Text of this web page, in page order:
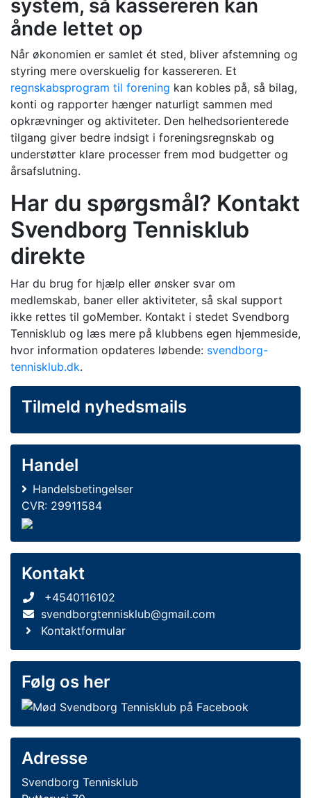
system, så kassereren kan
ånde lettet op
Når økonomien er samlet ét sted, bliver afstemning og
styring mere overskuelig for kassereren. Et
regnskabsprogram til forening kan kobles på, så bilag,
konti og rapporter hænger naturligt sammen med
opkrævninger og aktiviteter. Den helhedsorienterede
tilgang giver bedre indsigt i foreningsregnskab og
understøtter klare processer frem mod budgetter og
årsafslutning.
Har du spørgsmål? Kontakt
Svendborg Tennisklub
direkte
Har du brug for hjælp eller ønsker svar om
medlemskab, baner eller aktiviteter, så skal support
ikke rettes til goMember. Kontakt i stedet Svendborg
Tennisklub og læs mere på klubbens egen hjemmeside,
hvor information opdateres løbende: svendborg-
tennisklub.dk.
Tilmeld nyhedsmails
Handel
Handelsbetingelser
CVR: 29911584
Kontakt
+4540116102
svendborgtennisklub@gmail.com
Kontaktformular
Følg os her
Adresse
Svendborg Tennisklub